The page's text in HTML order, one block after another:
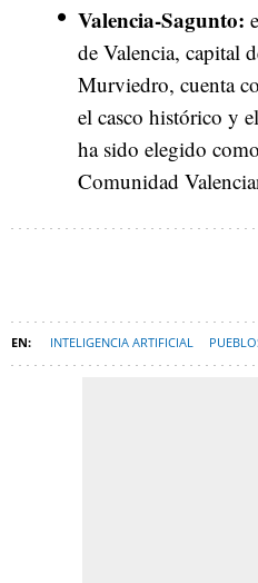
Valencia-Sagunto:
de Valencia, capital
Murviedro, cuenta
el casco histórico y
ha sido elegido
Comunidad
INTELIGENCIA ARTIFICIAL